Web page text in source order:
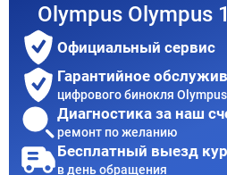
Olympus Olympus
Официальный сервис
Гарантийное
цифрового бинокля
Диагностика за наш
ремонт по желанию
Бесплатный выезд
в день обращения